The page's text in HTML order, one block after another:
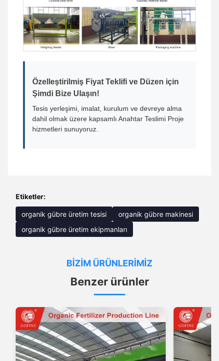
Özelleştirilmiş Fiyat Teklifi ve Düzen için
Şimdi Bize Ulaşın!
Tesis yerleşimi, imalat, kurulum ve devreye alma
dahil olmak üzere kapsamlı Anahtar Teslimi Proje
hizmetleri sunuyoruz.
Etiketler:
organik gübre üretim tesisi
organik gübre makinesi
organik gübre üretim ekipmanları
BIZIM ÜRÜNLERIMIZ
Benzer ürünler